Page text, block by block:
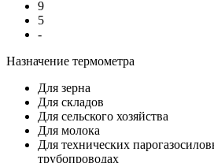
9
5
-
Назначение термометра
Для зерна
Для складов
Для сельского хозяйства
Для молока
Для технических
трубопроводах